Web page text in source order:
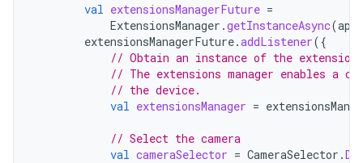
val extensionsManagerFuture =
ExtensionsManager .getInstanceAsync(
extensionsManagerFuture.addListener({
// Obtain an instance of the extensions
// The extensions manager enables a
// the device.
val extensionsManager =
// Select the camera
val cameraSelector = CameraSelector .